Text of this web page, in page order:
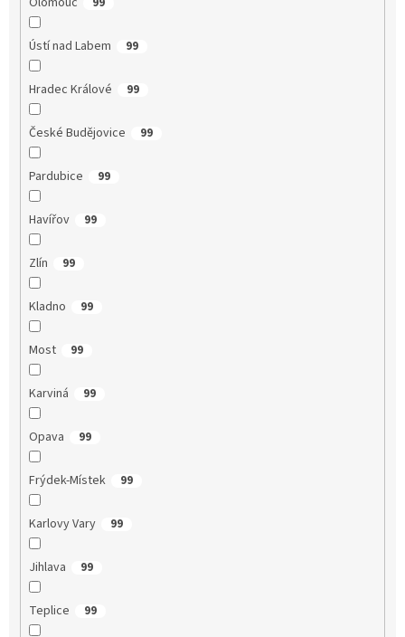
Ústí nad Labem 99
Hradec Králové 99
České Budějovice 99
Pardubice 99
Havířov 99
Zlín 99
Kladno 99
Most 99
Karviná 99
Opava 99
Frýdek-Místek 99
Karlovy Vary 99
Jihlava 99
Teplice 99